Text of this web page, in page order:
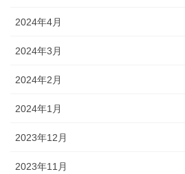
2024年4月
2024年3月
2024年2月
2024年1月
2023年12月
2023年11月